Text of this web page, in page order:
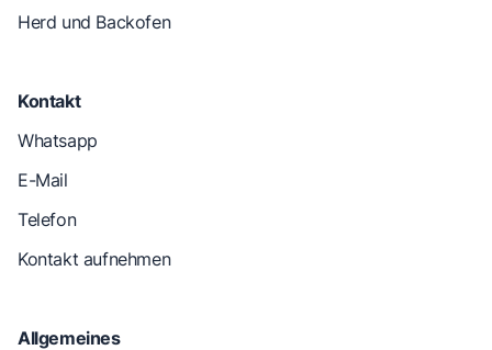
Herd und Backofen
Kontakt
Whatsapp
E-Mail
Telefon
Kontakt aufnehmen
Allgemeines